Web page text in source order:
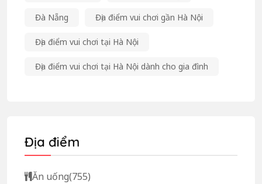
Đà Nẵng Địa điểm vui chơi gần Hà Nội
Địa điểm vui chơi tại Hà Nội
Địa điểm vui chơi tại Hà Nội dành cho gia đình
Địa điểm
Ăn uống(755)